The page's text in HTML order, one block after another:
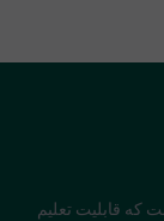
که قابلیت تعلیم